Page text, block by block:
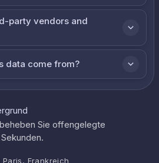
party vendors and
data come from?
Sie offengelegte
Frankreich